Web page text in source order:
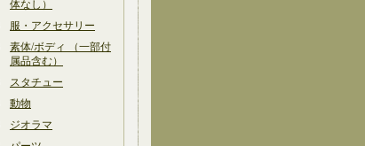
体なし）
服・アクセサリー
素体/ボディ （一部付
属品含む）
スタチュー
動物
ジオラマ